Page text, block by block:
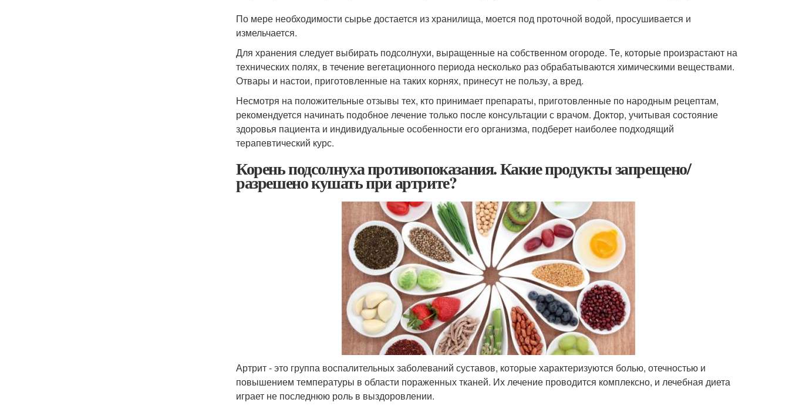
По мере необходимости сырье достается из хранилища, моется под проточной водой, просушивается и
измельчается.
Для хранения следует выбирать подсолнухи, выращенные на собственном огороде. Те, которые произрастают на
технических полях, в течение вегетационного периода несколько раз обрабатываются химическими веществами.
Отвары и настои, приготовленные на таких корнях, принесут не пользу, а вред.
Несмотря на положительные отзывы тех, кто принимает препараты, приготовленные по народным рецептам,
рекомендуется начинать подобное лечение только после консультации с врачом. Доктор, учитывая состояние
здоровья пациента и индивидуальные особенности его организма, подберет наиболее подходящий
терапевтический курс.
Корень подсолнуха противопоказания. Какие продукты запрещено/
разрешено кушать при артрите?
Артрит - это группа воспалительных заболеваний суставов, которые характеризуются болью, отечностью и
повышением температуры в области пораженных тканей. Их лечение проводится комплексно, и лечебная диета
играет не последнюю роль в выздоровлении.